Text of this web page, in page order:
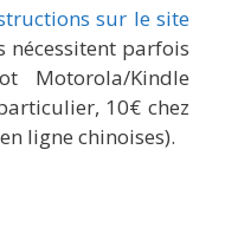
sur le site
nécessitent parfois
Motorola/Kindle
10€ chez
ligne chinoises).